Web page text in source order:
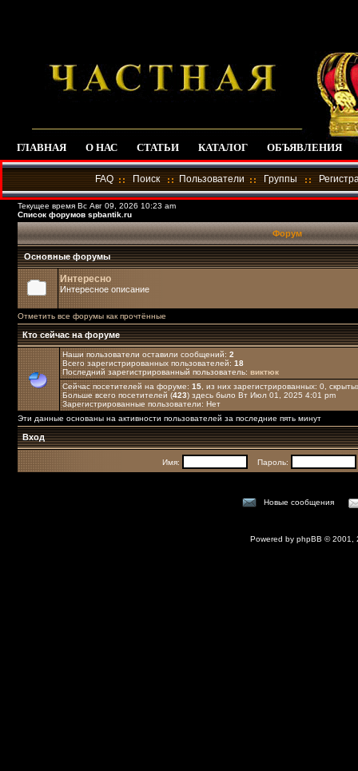
ГЛАВНАЯ О НАС СТАТЬИ КАТАЛОГ ОБЪЯВЛЕНИЯ
FAQ Поиск Пользователи Группы
Текущее время Вс Авг 09, 2026 10:23 am
Список форумов spbantik.ru
Форум
Основные форумы
Интересно
Интересное описание
Отметить все форумы как прочтённые
Кто сейчас на форуме
Наши пользователи оставили сообщений: 2
Всего зарегистрированных пользователей: 18
Последний зарегистрированный пользователь: виктюк
Сейчас посетителей на форуме: 15 , из них зарегистрированных: 0,
Больше всего посетителей (423) здесь было Вт Июл 01, 2025 4:01 pm
Зарегистрированные пользователи: Нет
Эти данные основаны на активности пользователей за последние пять минут
Вход
Имя: Пароль:
Новые сообщения
Powered by phpBB © 2001,